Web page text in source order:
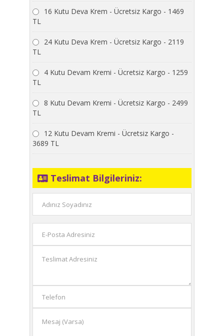
16 Kutu Deva Krem - Ücretsiz Kargo - 1469
TL
24 Kutu Deva Krem - Ücretsiz Kargo - 2119
TL
4 Kutu Devam Kremi - Ücretsiz Kargo - 1259
TL
8 Kutu Devam Kremi - Ücretsiz Kargo - 2499
TL
12 Kutu Devam Kremi - Ücretsiz Kargo -
3689 TL
Teslimat Bilgileriniz: